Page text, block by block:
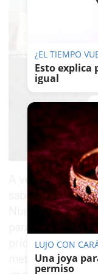
A veces nos
sabemos qué
Nuestra vida es
pararnos y
prioridades, en
metas. En
¿EL TIEMPO
Esto explica
igual
LUJO CON
Una joya
permiso